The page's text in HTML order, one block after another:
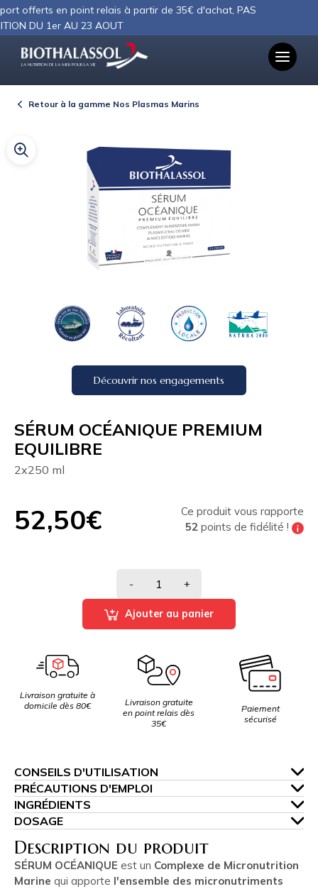
en point relais à partir de 35€ d'achat, PAS
1er AU 23 AOUT
LA NUTRITION DE LA MER POUR LA VIE
Retour à la gamme Nos Plasmas Marins
Découvrir nos engagements
SÉRUM OCÉANIQUE PREMIUM
EQUILIBRE
2x250 ml
52,50€
Ce produit vous rapporte
52points de fidélité !
- +
Ajouter au panier
Livraison gratuite à
domicile dès 80€
Livraison gratuite
en point relais dès
35€
Paiement
sécurisé
CONSEILS D'UTILISATION
PRÉCAUTIONS D'EMPLOI
INGRÉDIENTS
DOSAGE
Description du produit
SÉRUM OCÉANIQUE est un Complexe de Micronutrition
Marine qui apporte l'ensemble des micronutriments
Panneau de gestion des cookies